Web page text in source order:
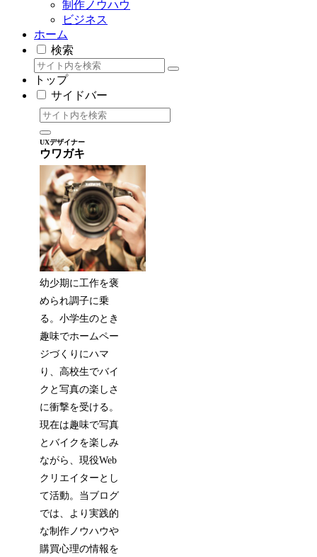
制作ノウハウ
ビジネス
ホーム
検索
トップ
サイドバー
UXデザイナー
ウワガキ
幼少期に工作を褒
められ調子に乗
る。小学生のとき
趣味でホームペー
ジづくりにハマ
り、高校生でバイ
クと写真の楽しさ
に衝撃を受ける。
現在は趣味で写真
とバイクを楽しみ
ながら、現役Web
クリエイターとし
て活動。当ブログ
では、より実践的
な制作ノウハウや
購買心理の情報を